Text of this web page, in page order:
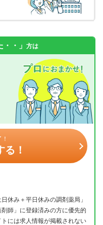
・」 方は
！
休み＋平日休みの調剤薬局」
師」に登録済みの方に優先的
には求人情報が掲載されない